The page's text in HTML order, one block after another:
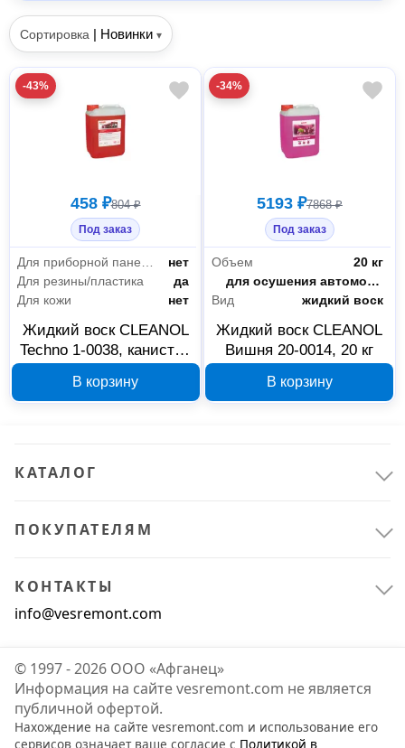
Сортировка | Новинки ▾
-43%
458 ₽804 ₽
Под заказ
нет
Для резины/пластика
да
Для кожи
нет
Жидкий воск CLEANOL
Techno 1-0038, канистра
В корзину
-34%
5193 ₽7868 ₽
Под заказ
Объем
20 кг
Назначение
для осушения автомобиля
Вид
жидкий воск
Жидкий воск CLEANOL
Вишня 20-0014, 20 кг
В корзину
КАТАЛОГ
ПОКУПАТЕЛЯМ
КОНТАКТЫ
info@vesremont.com
© 1997 - 2026 ООО «Афганец»
Информация на сайте vesremont.com не является
публичной офертой.
Нахождение на сайте vesremont.com и использование его
сервисов означает ваше согласие с Политикой в